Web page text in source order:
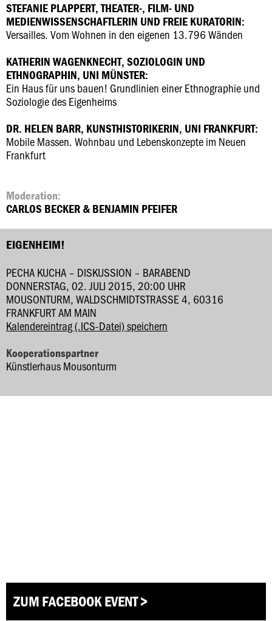
STEFANIE PLAPPERT, THEATER-, FILM- UND
MEDIENWISSENSCHAFTLERIN UND FREIE KURATORIN:
Versailles. Vom Wohnen in den eigenen 13.796 Wänden
KATHERIN WAGENKNECHT, SOZIOLOGIN UND
ETHNOGRAPHIN, UNI MÜNSTER:
Ein Haus für uns bauen! Grundlinien einer Ethnographie und
Soziologie des Eigenheims
DR. HELEN BARR, KUNSTHISTORIKERIN, UNI FRANKFURT:
Mobile Massen. Wohnbau und Lebenskonzepte im Neuen
Frankfurt
Moderation:
CARLOS BECKER & BENJAMIN PFEIFER
EIGENHEIM!
PECHA KUCHA – DISKUSSION – BARABEND
DONNERSTAG, 02. JULI 2015, 20:00 UHR
MOUSONTURM, WALDSCHMIDTSTRASSE 4, 60316 F
RANKFURT AM MAIN
Kalendereintrag (.ICS-Datei) speichern
Kooperationspartner
Künstlerhaus Mousonturm
ZUM FACEBOOK EVENT >